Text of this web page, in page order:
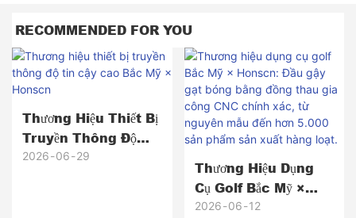
RECOMMENDED FOR YOU
Thương Hiệu Thiết Bị
Truyền Thông Độ
Tin Cậy Cao Bắc Mỹ
2026 06 29
Thương Hiệu Dụng
Cụ Golf Bắc Mỹ ×
Honscn: Đầu Gậy Gạt
2026 06 12